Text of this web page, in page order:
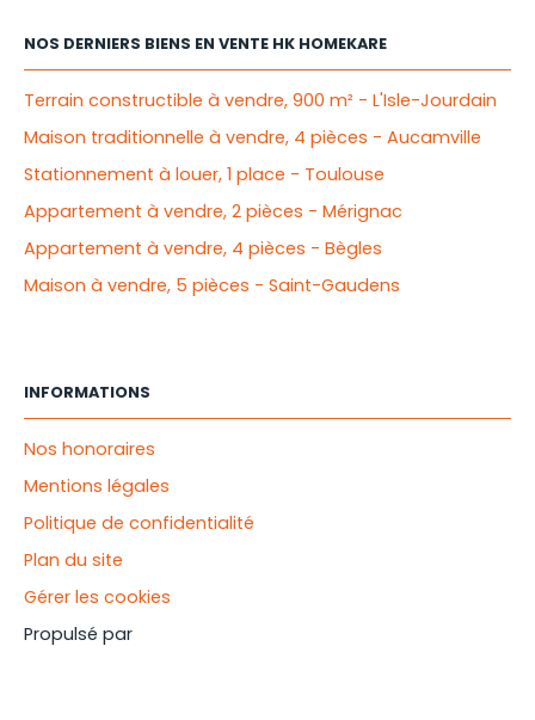
NOS DERNIERS BIENS EN VENTE HK HOMEKARE
Terrain constructible à vendre, 900 m² - L'Isle-Jourdain
Maison traditionnelle à vendre, 4 pièces - Aucamville
Stationnement à louer, 1 place - Toulouse
Appartement à vendre, 2 pièces - Mérignac
Appartement à vendre, 4 pièces - Bègles
Maison à vendre, 5 pièces - Saint-Gaudens
INFORMATIONS
Nos honoraires
Mentions légales
Politique de confidentialité
Plan du site
Gérer les cookies
Propulsé par